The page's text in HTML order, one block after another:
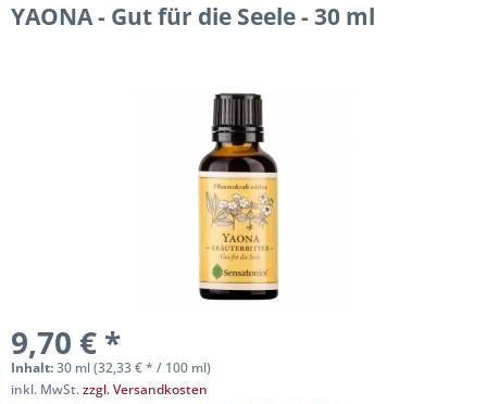
YAONA - Gut für die Seele - 30 ml
9,70 € *
Inhalt:30 ml (32,33 € * / 100 ml)
inkl. MwSt.zzgl. Versandkosten